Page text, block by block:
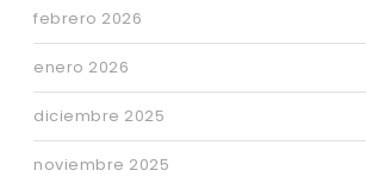
febrero 2026
enero 2026
diciembre 2025
noviembre 2025